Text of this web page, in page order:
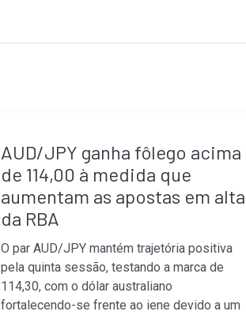
AUD/JPY ganha fôlego acima
de 114,00 à medida que
aumentam as apostas em alta
da RBA
O par AUD/JPY mantém trajetória positiva
pela quinta sessão, testando a marca de
114,30, com o dólar australiano
fortalecendo-se frente ao iene devido a um